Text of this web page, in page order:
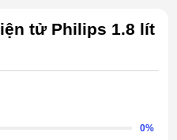
tử Philips 1.8 lít
0%